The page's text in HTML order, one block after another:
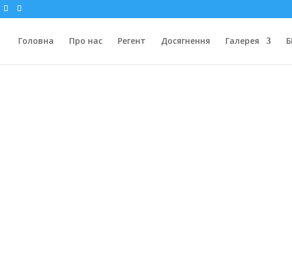
Головна Про нас Регент Досягнення Галерея